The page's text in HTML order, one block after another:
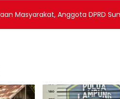
Kebersamaan Masyarakat,